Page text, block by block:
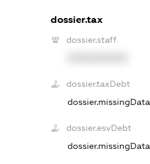
dossier.tax
dossier.staff
dossier.taxDebt
dossier.missingData
dossier.esvDebt
dossier.missingData